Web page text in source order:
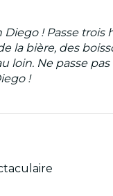
! Passe
la bière, des
loin. Ne passe
!